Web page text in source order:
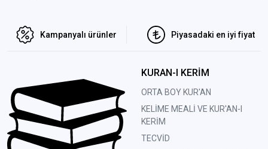
Kampanyalı ürünler Piyasadaki en iyi fiyat
KURAN-I KERİM
ORTA BOY KUR'AN
KELİME MEALİ VE KUR'AN-I
KERİM
TECVİD